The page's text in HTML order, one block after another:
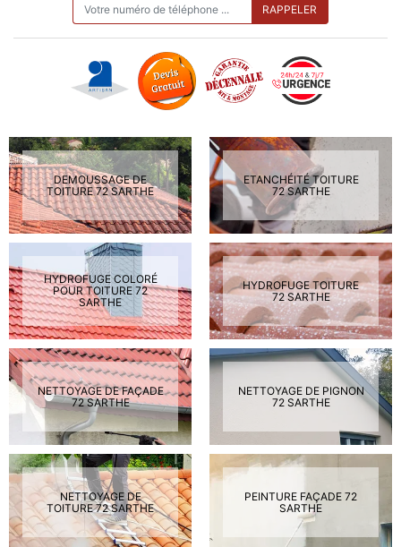
DEMOUSSAGE DE
TOITURE 72 SARTHE
ETANCHÉITÉ TOITURE
72 SARTHE
HYDROFUGE COLORÉ
POUR TOITURE 72
SARTHE
HYDROFUGE TOITURE
72 SARTHE
NETTOYAGE DE FAÇADE
72 SARTHE
NETTOYAGE DE PIGNON
72 SARTHE
NETTOYAGE DE
TOITURE 72 SARTHE
PEINTURE FAÇADE 72
SARTHE